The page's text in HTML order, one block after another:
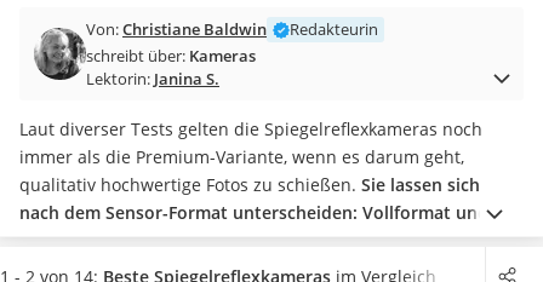
Laser-Multifunktionsdrucker
Powerline-Adapter
Gaming-PC
Soundbar
17-Zoll-Laptop
Satellitenschüssel
Gaming-Headset
Schnurloses Telefon
Von:Christiane Baldwin
Redakteurin
schreibt über: Kameras
Lektorin: Janina S.
Laut diverser Tests gelten die Spiegelreflexkameras noch
immer als die Premium-Variante, wenn es darum geht,
qualitativ hochwertige Fotos zu schießen. Sie lassen sich
nach dem Sensor-Format unterscheiden: Vollformat und
Crop-Sensor. Achten Sie auf eine hohe Bildauflösung und
große ISO-Werte sowie auf das Display: Ist es ausklappbar,
1 - 2 von 14: Beste Spiegelreflexkameras im Vergleich